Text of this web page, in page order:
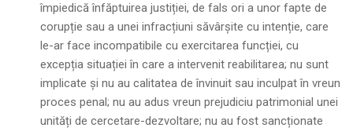
împiedică înfăptuirea justiției, de fals ori a unor fapte de
corupție sau a unei infracțiuni săvârșite cu intenție, care
le-ar face incompatibile cu exercitarea funcției, cu
excepția situației în care a intervenit reabilitarea; nu sunt
implicate și nu au calitatea de învinuit sau inculpat în vreun
proces penal; nu au adus vreun prejudiciu patrimonial unei
unități de cercetare-dezvoltare; nu au fost sancționate